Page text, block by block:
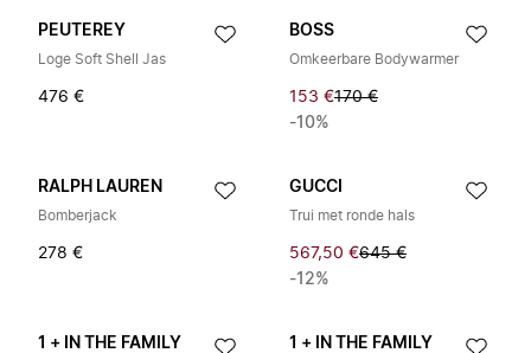
PEUTEREY
Loge Soft Shell Jas
476 €
BOSS
Omkeerbare Bodywarmer
153 €170 €
-10%
RALPH LAUREN
Bomberjack
278 €
GUCCI
Trui met ronde hals
567,50 €645 €
-12%
1 + IN THE FAMILY 1 + IN THE FAMILY